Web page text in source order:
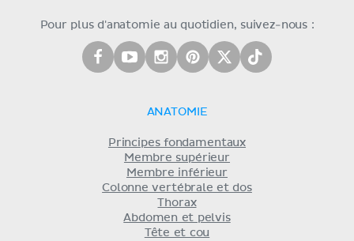
Pour plus d'anatomie au quotidien, suivez-nous :
ANATOMIE
Principes fondamentaux
Membre supérieur
Membre inférieur
Colonne vertébrale et dos
Thorax
Abdomen et pelvis
Tête et cou